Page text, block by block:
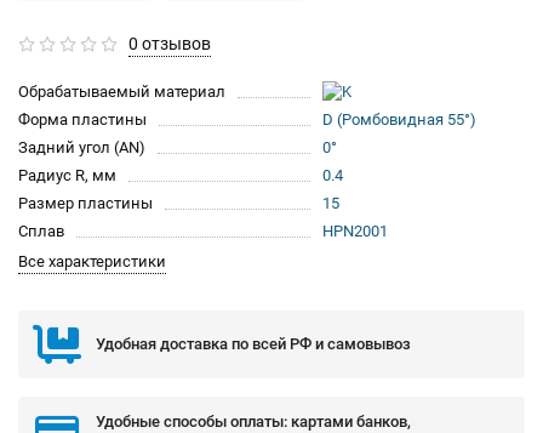
0 отзывов
Обрабатываемый материал
Форма пластины
D (Ромбовидная 55°)
Задний угол (AN)
0°
Радиус R, мм
0.4
Размер пластины
15
Сплав
HPN2001
Все характеристики
Удобная доставка по всей РФ и самовывоз
Удобные способы оплаты: картами банков,